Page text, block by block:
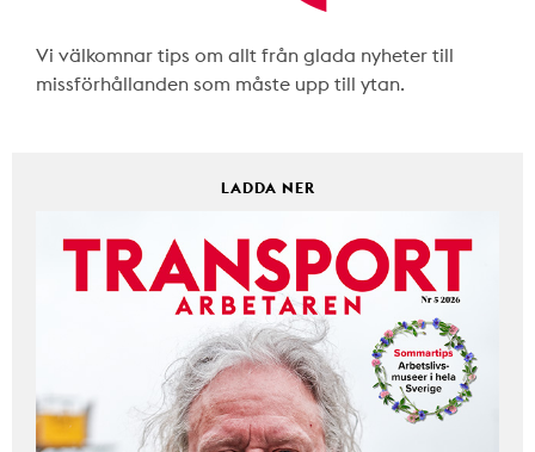
Vi välkomnar tips om allt från glada nyheter till
missförhållanden som måste upp till ytan.
LADDA NER